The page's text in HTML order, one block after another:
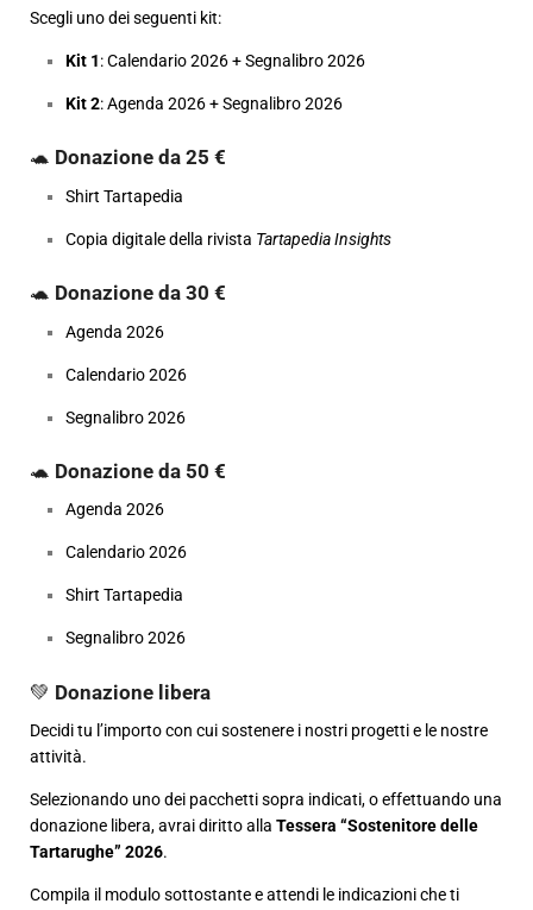
Scegli uno dei seguenti kit:
Kit 1: Calendario 2026 + Segnalibro 2026
Kit 2: Agenda 2026 + Segnalibro 2026
🐢 Donazione da 25 €
Shirt Tartapedia
Copia digitale della rivista Tartapedia Insights
🐢 Donazione da 30 €
Agenda 2026
Calendario 2026
Segnalibro 2026
🐢 Donazione da 50 €
Agenda 2026
Calendario 2026
Shirt Tartapedia
Segnalibro 2026
💚 Donazione libera
Decidi tu l’importo con cui sostenere i nostri progetti e le nostre
attività.
Selezionando uno dei pacchetti sopra indicati, o effettuando una
donazione libera, avrai diritto alla Tessera “Sostenitore delle
Tartarughe” 2026.
Compila il modulo sottostante e attendi le indicazioni che ti